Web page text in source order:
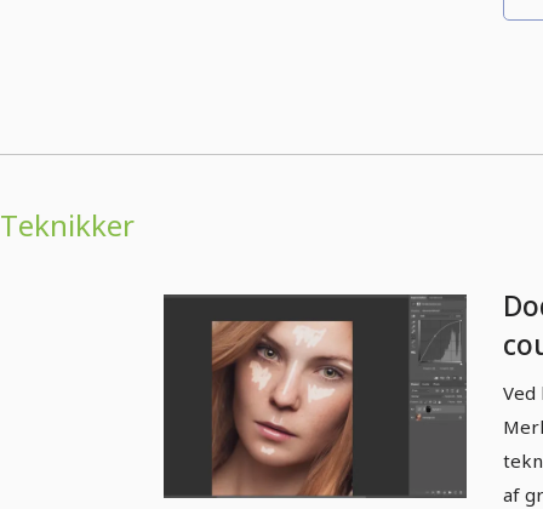
Teknikker
af